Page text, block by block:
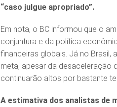
“caso julgue apropriado”.
Em nota, o BC informou que o
conjuntura e da política
financeiras globais. Já no Brasil,
meta, apesar da desaceleração
continuarão altos por bastante
A estimativa dos analistas de